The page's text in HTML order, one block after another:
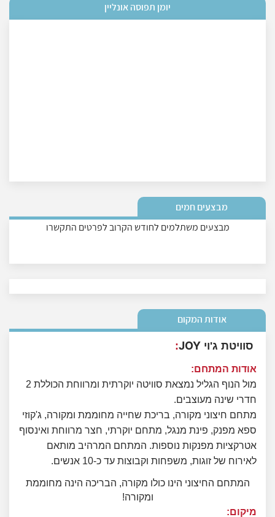
יומן תפוסה אונליין
מבצעים חמים
מבצעים משתלמים לחודש הקרוב לפרטים התקשרו
אודות המקום
סוויטת ג'וי JOY
:
אודות המתחם:
מול הנוף הגליל נמצאת סוויטה יוקרתית ומרווחת הכוללת 2
חדרי שינה מעוצבים.
מתחם חיצוני מקורה, בריכת שחייה מחוממת ומקורה, ג'קוזי
ספא מפנק, פינת מנגל, מתחם יוקרתי, חצר מרווחת ואינסוף
אטרקציות מפנקות נוספות. המתחם המרהיב מותאם
לאירוח של זוגות, משפחות וקבוצות עד כ-10 אנשים.
המתחם החיצוני הינו כולו מקורה, הבריכה הינה מחוממת
ומקורה!
מיקום: